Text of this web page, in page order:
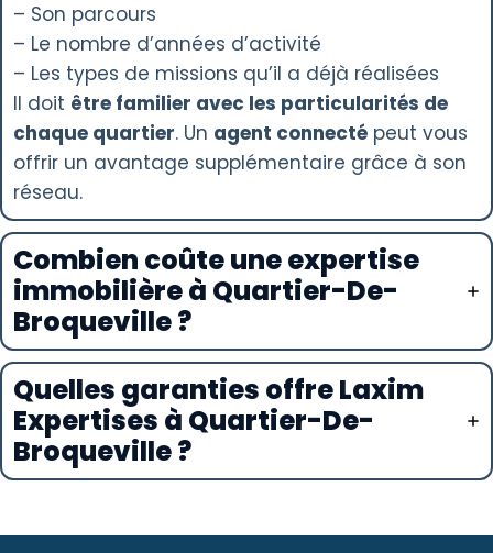
– Son parcours
– Le nombre d’années d’activité
– Les types de missions qu’il a déjà réalisées
Il doit être familier avec les particularités de
chaque quartier. Un agent connecté peut vous
offrir un avantage supplémentaire grâce à son
réseau.
Combien coûte une expertise
immobilière à Quartier-De-
Broqueville ?
Quelles garanties offre Laxim
Expertises à Quartier-De-
Broqueville ?